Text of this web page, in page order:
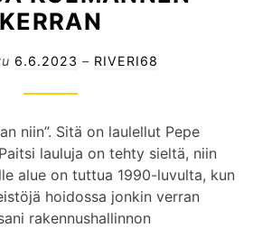
KERRAN
6.6.2023 – RIVERI68
niin”. Sitä on laulellut Pepe
lauluja on tehty sieltä, niin
alue on tuttua 1990-luvulta, kun
hoidossa jonkin verran
rakennushallinnon